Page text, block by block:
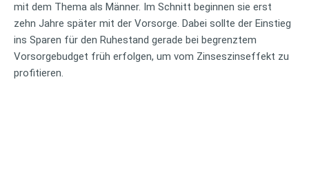
mit dem Thema als Männer. Im Schnitt beginnen sie erst
zehn Jahre später mit der Vorsorge. Dabei sollte der Einstieg
ins Sparen für den Ruhestand gerade bei begrenztem
Vorsorgebudget früh erfolgen, um vom Zinseszinseffekt zu
profitieren.